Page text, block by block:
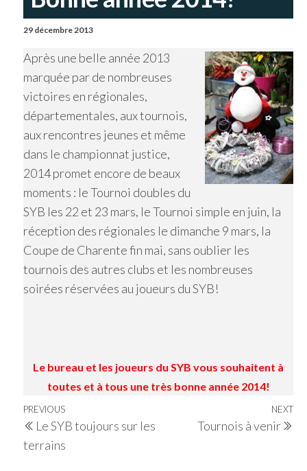
29 décembre 2013
Après une belle année 2013
marquée par de nombreuses
victoires en régionales,
départementales, aux tournois,
aux rencontres jeunes et même
dans le championnat justice,
2014 promet encore de beaux
moments : le Tournoi doubles du
SYB les 22 et 23 mars, le Tournoi simple en juin, la
réception des régionales le dimanche 9 mars, la
Coupe de Charente fin mai, sans oublier les
tournois des autres clubs et les nombreuses
soirées réservées au joueurs du SYB!
Le bureau et les joueurs du SYB vous souhaitent à
toutes et à tous une très bonne année 2014!
Navigation
de
l’article
Previous
Post
PREVIOUS
Le SYB toujours sur les
terrains
NEXT
Tournois à venir